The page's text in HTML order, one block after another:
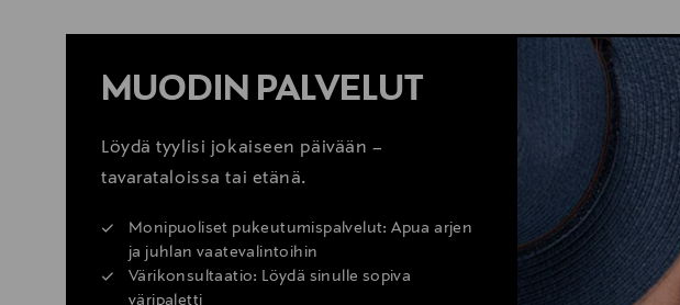
MUODIN PALVELUT
Löydä tyylisi jokaiseen päivään –
tavarataloissa tai etänä.
Monipuoliset pukeutumispalvelut: Apua arjen
ja juhlan vaatevalintoihin
Värikonsultaatio: Löydä sinulle sopiva
väripaletti